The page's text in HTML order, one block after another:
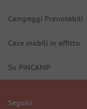
Campeggi Prenotabili
Case mobili in affitto
Su PiNCAMP
Seguici